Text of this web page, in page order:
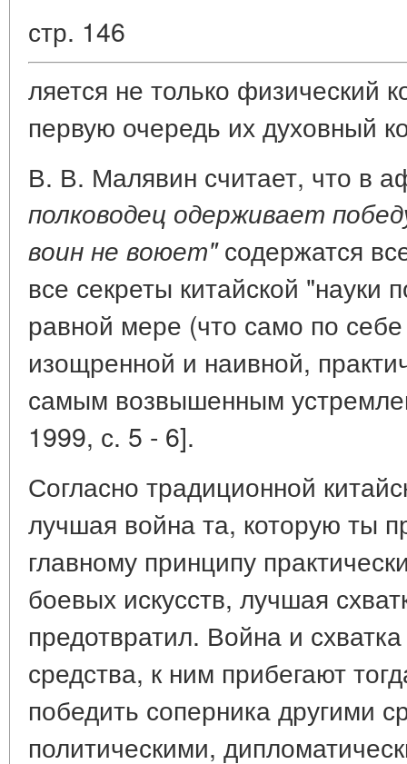
стр. 146
ляется не только физический
первую очередь их духовный
В. В. Малявин считает, что в
полководец одерживает
воин не воюет"содержатся
все секреты китайской "науки
равной мере (что само по
изощренной и наивной,
самым возвышенным
1999, с. 5 - 6].
Согласно традиционной
лучшая война та, которую ты
главному принципу
боевых искусств, лучшая
предотвратил. Война и
средства, к ним прибегают
победить соперника другими
политическими,